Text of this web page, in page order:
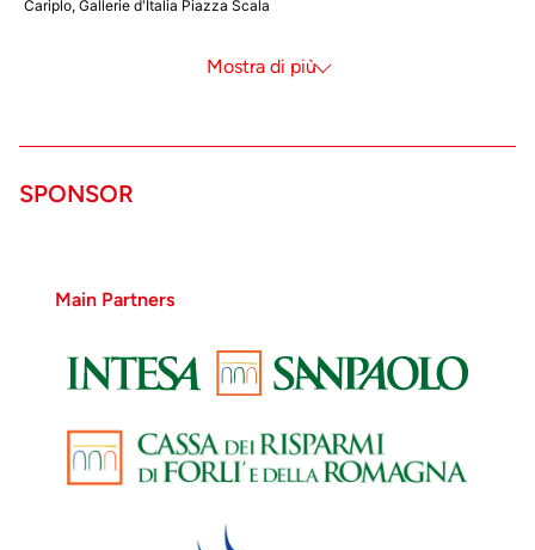
Cariplo, Gallerie d'Italia Piazza Scala
Ritratto di Lina
Cesare Tallone - 1905,
Mostra di più
SPONSOR
Main Partners